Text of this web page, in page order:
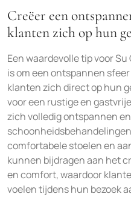
Creëer een
klanten zich op hun
Een waardevolle tip voor
is om een ontspannen
klanten zich direct op hun
voor een rustige en
zich volledig ontspannen
comfortabele stoelen en
kunnen bijdragen aan het
en comfort, waardoor
voelen tijdens hun bezoek